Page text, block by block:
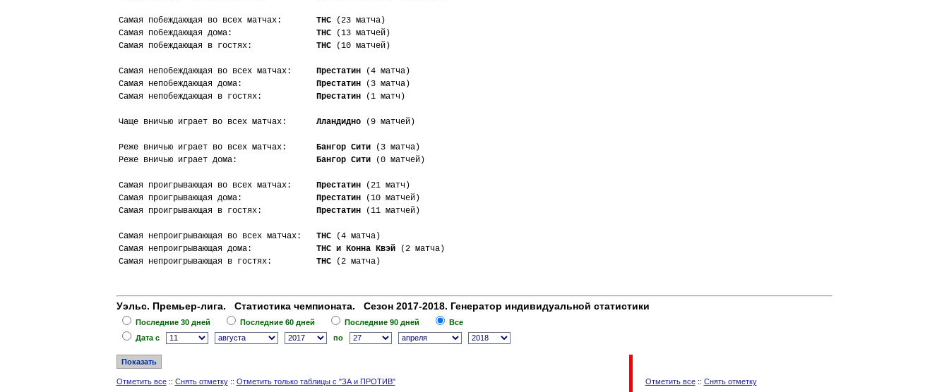
Самая побеждающая во всех матчах: ТНС (23 матча)
Самая побеждающая дома: ТНС (13 матчей)
Самая побеждающая в гостях: ТНС (10 матчей)
Самая непобеждающая во всех матчах: Престатин (4 матча)
Самая непобеждающая дома: Престатин (3 матча)
Самая непобеждающая в гостях: Престатин (1 матч)
Чаще вничью играет во всех матчах: Лландидно (9 матчей)
Реже вничью играет во всех матчах: Бангор Сити (3 матча)
Реже вничью играет дома: Бангор Сити (0 матчей)
Самая проигрывающая во всех матчах: Престатин (21 матч)
Самая проигрывающая дома: Престатин (10 матчей)
Самая проигрывающая в гостях: Престатин (11 матчей)
Самая непроигрывающая во всех матчах: ТНС (4 матча)
Самая непроигрывающая дома: ТНС и Конна Квэй (2 матча)
Самая непроигрывающая в гостях: ТНС (2 матча)
Уэльс. Премьер-лига. Статистика чемпионата. Сезон 2017-2018. Генератор индивидуальной статистики
Последние 30 дней Последние 60 дней Последние 90 дней
Все
Дата c
по
Отметить все:: Снять отметку:: Отметить только таблицы с "ЗА и ПРОТИВ" Отметить все:: Снять отметку